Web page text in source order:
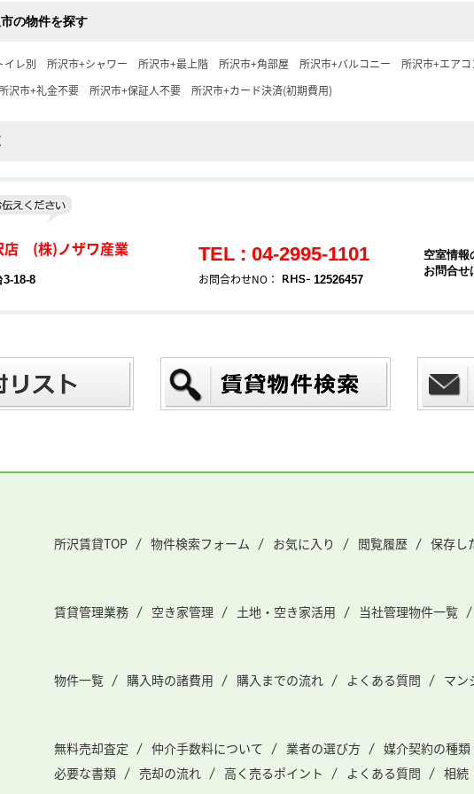
の物件を探す
イレ別 所沢市+シャワー 所沢市+最上階 所沢市+角部屋 所沢市+バルコニー
所沢市+エアコ
沢市+礼金不要 所沢市+保証人不要 所沢市+カード決済(初期費用)
店 (株)ノザワ産業
18-8
TEL : 04-2995-1101
お問合わせNO： 12526457
空室情報
お問合せ
所沢賃貸TOP 物件検索フォーム お気に入り 閲覧履歴 保存し
賃貸管理業務 空き家管理 土地・空き家活用 当社管理物件一覧
物件一覧 購入時の諸費用 購入までの流れ よくある質問 マン
無料売却査定 仲介手数料について 業者の選び方
媒介契約の種類
必要な書類
売却の流れ 高く売るポイント よくある質問 相続